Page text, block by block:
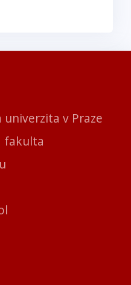
univerzita v Praze
fakulta